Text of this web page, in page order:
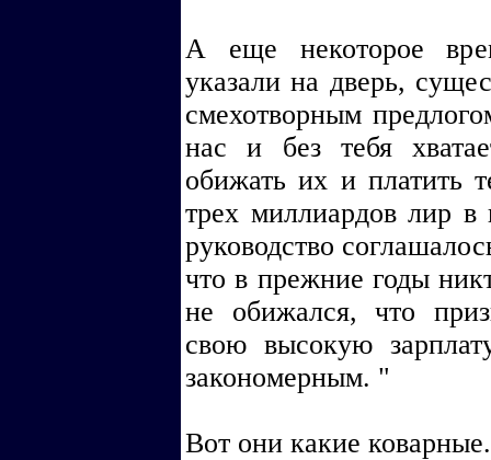
А еще некоторое
указали на дверь,
смехотворным
нас и без тебя
обижать их и платить
трех миллиардов лир в
руководство
что в прежние годы
не обижался, что
свою высокую
закономерным. "
Вот они какие